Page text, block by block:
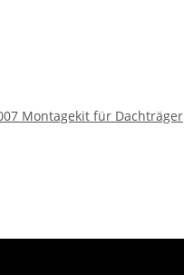
Montagekit für Dachträger